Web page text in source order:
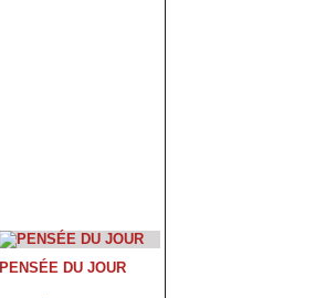
PENSÉE DU JOUR